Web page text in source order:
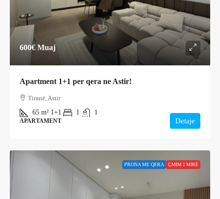
600€ Muaj
Apartment 1+1 per qera ne Astir!
Tiranë, Astir
65 m² 1+1 1 1
APARTAMENT Detaje
PRONA ME QERA ÇMIM I MIRË